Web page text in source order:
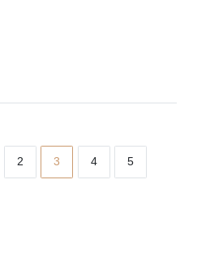
2 3 4 5